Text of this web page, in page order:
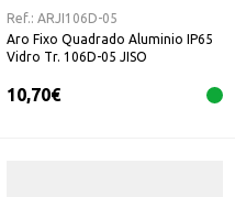
Ref.: ARJI106D-05
Aro Fixo Quadrado Aluminio IP65
Vidro Tr. 106D-05 JISO
10,70€